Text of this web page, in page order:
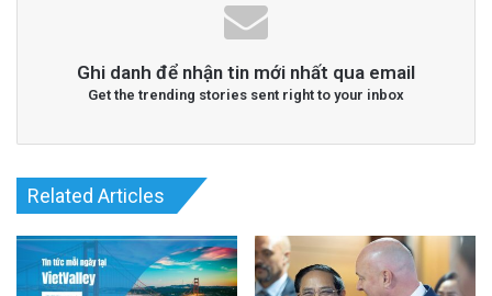
ương và bị giữ ở đó cho đến nay.
Theo Dự án 88, người thân của bà Hạnh trong
cuộc thăm gặp gần đây cho biết, bà bịbuộc
uống thuốc hai lần một ngày, nếu từ chối uống
thuốc sẽ bị trói và buộc phải uống.
advertisement
Ghi danh để nhận tin mới nhất qua email
Get the trending stories sent right to your inbox
Related Articles